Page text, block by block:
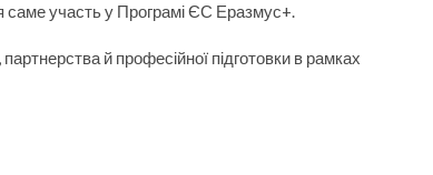
саме участь у Програмі ЄС Еразмус+.
й професійної підготовки в рамках